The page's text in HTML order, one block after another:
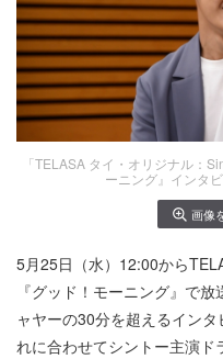
「TELASA タイ・オリジナル：
ーニング』インタ
画像
5月25日（水）12:00から
『グッド！モーニング』で
ャヤーの30分を超えるイン
れに合わせてシントー主演ド